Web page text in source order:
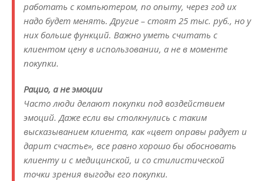
работать с компьютером, по опыту, через год их
надо будет менять. Другие – стоят 25 тыс. руб., но у
них больше функций. Важно уметь считать с
клиентом цену в использовании, а не в моменте
покупки.
Рацио, а не эмоции
Часто люди делают покупки под воздействием
эмоций. Даже если вы столкнулись с таким
высказыванием клиента, как «цвет оправы радует и
дарит счастье», все равно хорошо бы обосновать
клиенту и с медицинской, и со стилистической
точки зрения выгоды его покупки.